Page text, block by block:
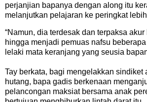
perjanjian bapanya dengan along itu
melanjutkan pelajaran ke peringkat
“Namun, dia terdesak dan terpaksa
hingga menjadi pemuas nafsu
lelaki mata keranjang yang seusia
Tay berkata, bagi mengelakkan sindiket
hutang, bapa gadis berkenaan
pelancongan maksiat bersama anak